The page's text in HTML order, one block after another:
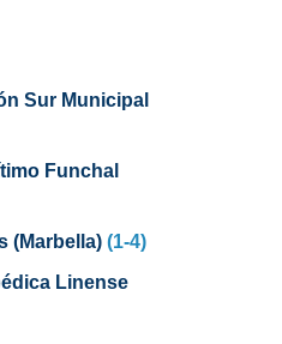
Sur Municipal
Funchal
(Marbella) (1-4)
Linense